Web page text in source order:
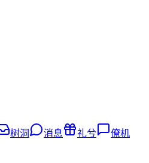
树洞 消息 礼兮 僚机